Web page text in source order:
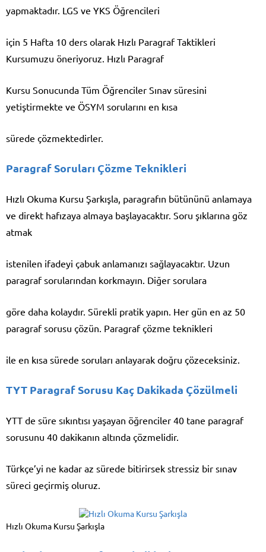
yapmaktadır. LGS ve YKS Öğrencileri
için 5 Hafta 10 ders olarak Hızlı Paragraf Taktikleri
Kursumuzu öneriyoruz. Hızlı Paragraf
Kursu Sonucunda Tüm Öğrenciler Sınav süresini
yetiştirmekte ve ÖSYM sorularını en kısa
sürede çözmektedirler.
Paragraf Soruları Çözme Teknikleri
Hızlı Okuma Kursu Şarkışla, paragrafın bütününü anlamaya
ve direkt hafızaya almaya başlayacaktır. Soru şıklarına göz
atmak
istenilen ifadeyi çabuk anlamanızı sağlayacaktır. Uzun
paragraf sorularından korkmayın. Diğer sorulara
göre daha kolaydır. Sürekli pratik yapın. Her gün en az 50
paragraf sorusu çözün. Paragraf çözme teknikleri
ile en kısa sürede soruları anlayarak doğru çözeceksiniz.
TYT Paragraf Sorusu Kaç Dakikada Çözülmeli
YTT de süre sıkıntısı yaşayan öğrenciler 40 tane paragraf
sorusunu 40 dakikanın altında çözmelidir.
Türkçe’yi ne kadar az sürede bitirirsek stressiz bir sınav
süreci geçirmiş oluruz.
Hızlı Okuma Kursu Şarkışla